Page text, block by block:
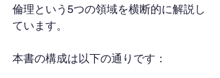
倫理という5つの領域を横断的に解説し
ています。
本書の構成は以下の通りです：